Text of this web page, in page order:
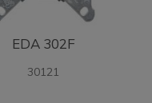
EDA 302F
30121